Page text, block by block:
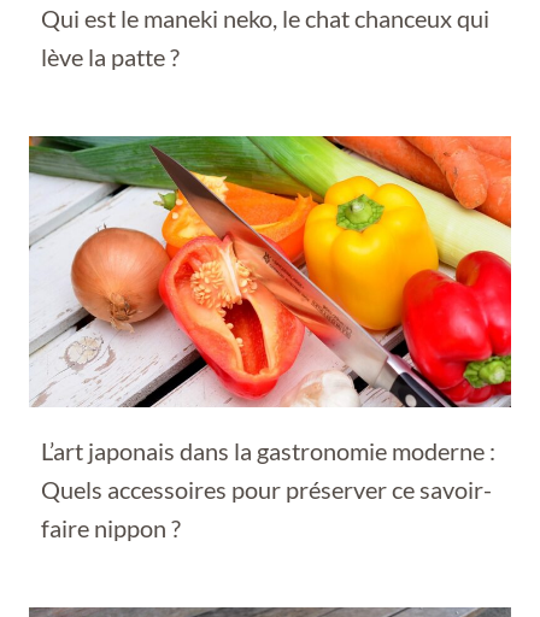
Qui est le maneki neko, le chat chanceux qui
lève la patte ?
L’art japonais dans la gastronomie moderne :
Quels accessoires pour préserver ce savoir-
faire nippon ?